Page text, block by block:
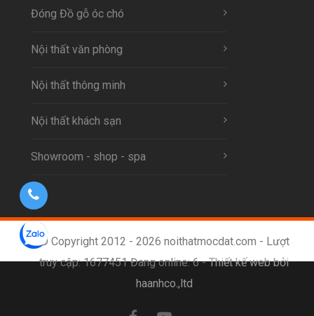
Đóng Đồ gỗ óc chó
Nội thất văn phòng
Nội thất thông minh
Nội thất khách sạn
Showroom - shop - spa
© Copyright 2012 - 2026 noithatmocdat.com - Lượt
truy cập: 1677451 Đang online: 6 -Thiết kế web bởi
haanhco.,ltd